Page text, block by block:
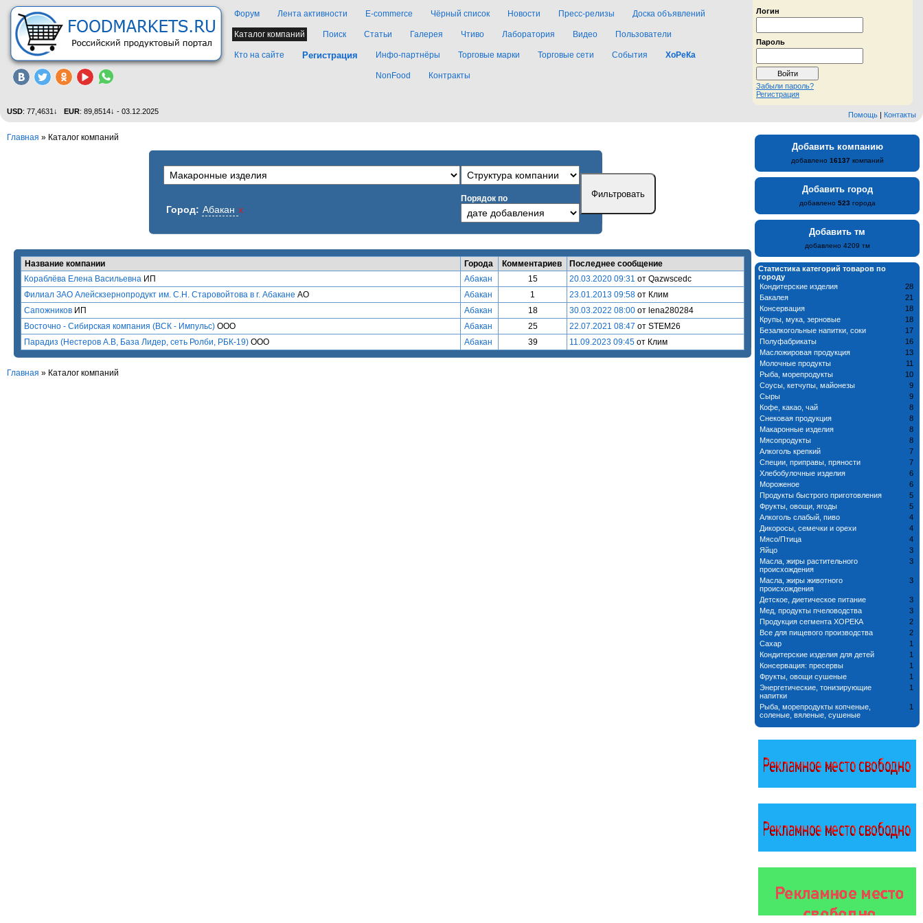
Логин
Пароль
Забыли пароль?
Регистрация
Форум Лента активности E-commerce Чёрный список Новости Пресс-релизы Доска объявлений
Каталог компаний Поиск Статьи Галерея Чтиво Лаборатория Видео Пользователи
Кто на сайте Регистрация Инфо-партнёры Торговые марки Торговые сети События ХоРеКа
NonFood Контракты
Помощь | Контакты
USD: 77,4631↓ EUR: 89,8514↓ - 03.12.2025
Главная » Каталог компаний
Город: Абакан x
Порядок по
Название компании Города Комментариев
Последнее сообщение
Кораблёва Елена Васильевна ИП Абакан 15 20.03.2020 09:31 от Qazwscedc
Филиал ЗАО Алейскзернопродукт им. С.Н. Старовойтова в г. Абакане АО Абакан 1 23.01.2013 09:58 от Клим
Сапожников ИП Абакан 18 30.03.2022 08:00 от lena280284
Восточно - Сибирская компания (ВСК - Импульс) ООО Абакан 25 22.07.2021 08:47 от STEM26
Парадиз (Нестеров А.В, База Лидер, сеть Ролби, РБК-19) ООО Абакан 39 11.09.2023 09:45 от Клим
Главная » Каталог компаний
Добавить компанию
добавлено 16137 компаний
Добавить город
добавлено 523 города
Добавить тм
добавлено 4209 тм
Статистика категорий товаров по
городу
Кондитерские изделия
28
Бакалея
21
Консервация
18
Крупы, мука, зерновые
18
Безалкогольные напитки, соки
17
Полуфабрикаты
16
Масложировая продукция
13
Молочные продукты
11
Рыба, морепродукты
10
Соусы, кетчупы, майонезы
9
Сыры
9
Кофе, какао, чай
8
Снековая продукция
8
Макаронные изделия
8
Мясопродукты
8
Алкоголь крепкий
7
Специи, приправы, пряности
7
Хлебобулочные изделия
6
Мороженое
6
Продукты быстрого приготовления
5
Фрукты, овощи, ягоды
5
Алкоголь слабый, пиво
4
Дикоросы, семечки и орехи
4
Мясо/Птица
4
Яйцо
3
Масла, жиры растительного
происхождения
3
Масла, жиры животного
происхождения
3
Детское, диетическое питание
3
Мед, продукты пчеловодства
3
Продукция сегмента ХОРЕКА
2
Все для пищевого производства
2
Сахар
1
Кондитерские изделия для детей
1
Консервация: пресервы
1
Фрукты, овощи сушеные
1
Энергетические, тонизирующие
напитки
1
Рыба, морепродукты копченые,
соленые, вяленые, сушеные
1